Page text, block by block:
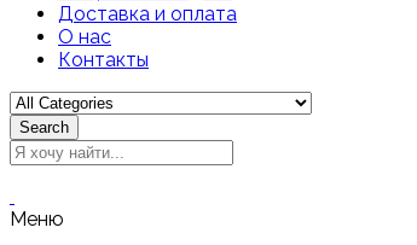
Доставка и оплата
О нас
Контакты
Search
Меню